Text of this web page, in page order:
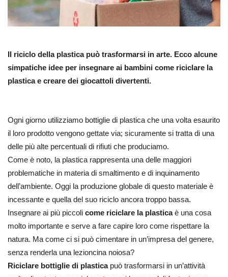
Il riciclo della plastica può trasformarsi in arte. Ecco alcune
simpatiche idee per insegnare ai bambini come riciclare la
plastica e creare dei giocattoli divertenti.
Ogni giorno utilizziamo bottiglie di plastica che una volta esaurito
il loro prodotto vengono gettate via; sicuramente si tratta di una
delle più alte percentuali di rifiuti che produciamo.
Come è noto, la plastica rappresenta una delle maggiori
problematiche in materia di smaltimento e di inquinamento
dell’ambiente. Oggi la produzione globale di questo materiale è
incessante e quella del suo riciclo ancora troppo bassa.
Insegnare ai più piccoli come riciclare la plasticaè una cosa
molto importante e serve a fare capire loro come rispettare la
natura. Ma come ci si può cimentare in un’impresa del genere,
senza renderla una lezioncina noiosa?
Riciclare bottiglie di plasticapuò trasformarsi in un’attività